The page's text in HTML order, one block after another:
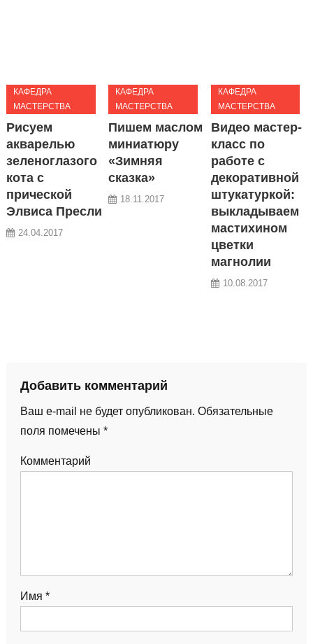
КАФЕДРА
МАСТЕРСТВА
Рисуем
акварелью
зеленоглазого
кота с
прической
Элвиса Пресли
24.04.2017
КАФЕДРА
МАСТЕРСТВА
Пишем маслом
миниатюру
«Зимняя
сказка»
18.11.2017
КАФЕДРА
МАСТЕРСТВА
Видео мастер-
класс по
работе с
декоративной
штукатуркой:
выкладываем
мастихином
цветки
магнолии
10.08.2017
Добавить комментарий
Ваш e-mail не будет опубликован. Обязательные
поля помечены *
Комментарий
Имя *